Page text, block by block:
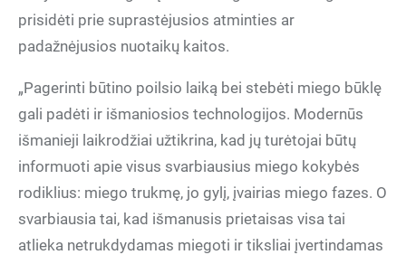
prisidėti prie suprastėjusios atminties ar
padažnėjusios nuotaikų kaitos.
„Pagerinti būtino poilsio laiką bei stebėti miego būklę
gali padėti ir išmaniosios technologijos. Modernūs
išmanieji laikrodžiai užtikrina, kad jų turėtojai būtų
informuoti apie visus svarbiausius miego kokybės
rodiklius: miego trukmę, jo gylį, įvairias miego fazes. O
svarbiausia tai, kad išmanusis prietaisas visa tai
atlieka netrukdydamas miegoti ir tiksliai įvertindamas